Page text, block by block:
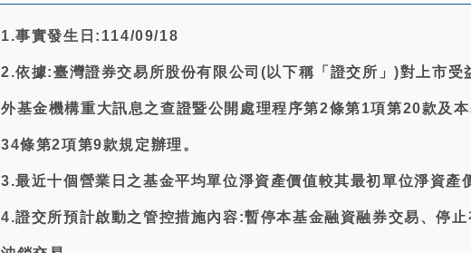
1.事實發生日:114/09/18
2.依據:臺灣證券交易所股份有限公司(以下稱「證交所」)對上市受
外基金機構重大訊息之查證暨公開處理程序第2條第1項第20款及
34條第2項第9款規定辦理。
3.最近十個營業日之基金平均單位淨資產價值較其最初單位淨資產
4.證交所預計啟動之管控措施內容:暫停本基金融資融券交易、停止